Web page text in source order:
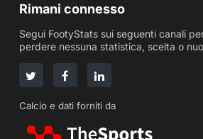
Rimani connesso
Segui FootyStats sui seguenti canali
perdere nessuna statistica, scelta o
Calcio e dati forniti da